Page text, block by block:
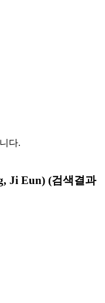
다.
Ji Eun) (검색결과